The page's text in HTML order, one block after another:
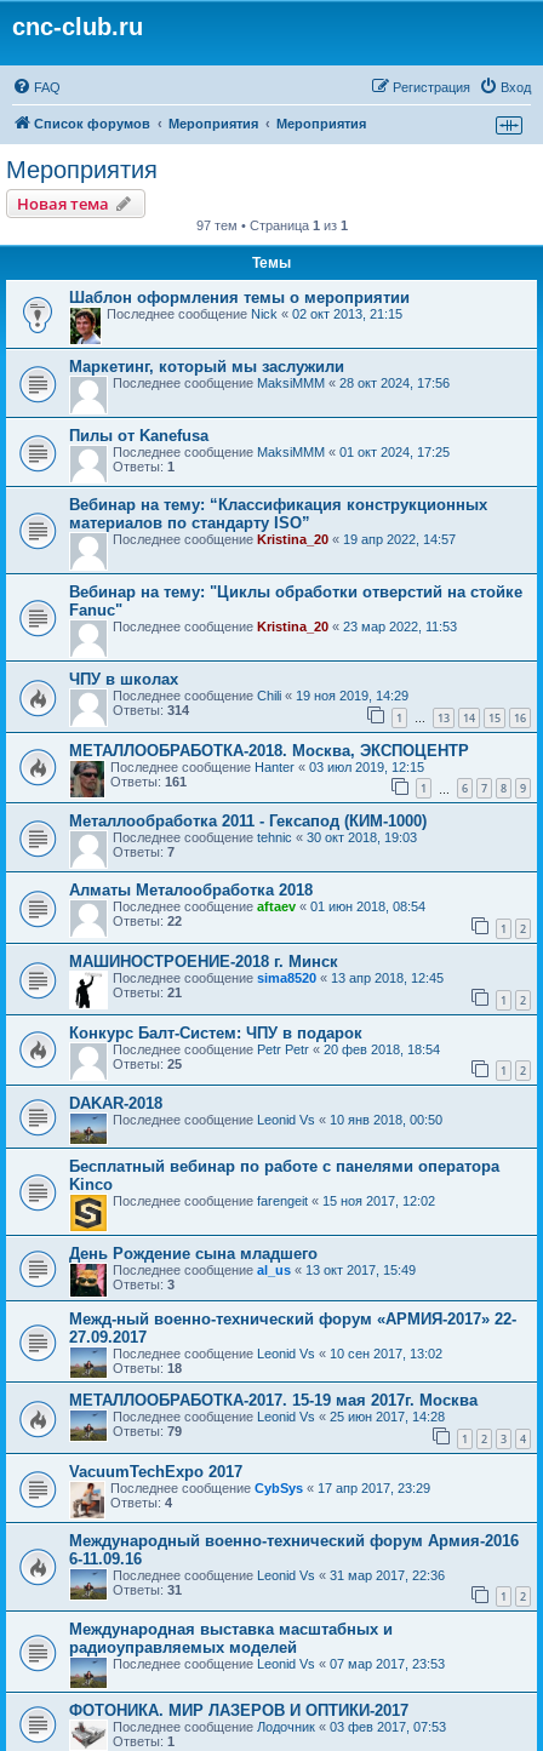
cnc-club.ru
FAQ Вход
Регистрация
Список форумов Мероприятия Мероприятия
Мероприятия
Новая тема
97 тем • Страница 1 из 1
Темы
Шаблон оформления темы о мероприятии
Последнее сообщение Nick « 02 окт 2013, 21:15
Маркетинг, который мы заслужили
Последнее сообщение MaksiMMM « 28 окт 2024, 17:56
Пилы от Kanefusa
Последнее сообщение MaksiMMM « 01 окт 2024, 17:25
Ответы: 1
Вебинар на тему: “Классификация конструкционных
материалов по стандарту ISO”
Последнее сообщение Kristina_20 « 19 апр 2022, 14:57
Вебинар на тему: "Циклы обработки отверстий на стойке
Fanuc"
Последнее сообщение Kristina_20 « 23 мар 2022, 11:53
ЧПУ в школах
Последнее сообщение Chili « 19 ноя 2019, 14:29
Ответы: 314 1 … 13 14 15 16
МЕТАЛЛООБРАБОТКА-2018. Москва, ЭКСПОЦЕНТР
Последнее сообщение Hanter « 03 июл 2019, 12:15
Ответы: 161 1 6 7 8 9
Металлообработка 2011 - Гексапод (КИМ-1000)
Последнее сообщение tehnic « 30 окт 2018, 19:03
Ответы: 7
Алматы Металообработка 2018
Последнее сообщение aftaev « 01 июн 2018, 08:54
Ответы: 22 1 2
МАШИНОСТРОЕНИЕ-2018 г. Минск
Последнее сообщение sima8520 « 13 апр 2018, 12:45
Ответы: 21 1 2
Конкурс Балт-Систем: ЧПУ в подарок
Последнее сообщение Petr Petr « 20 фев 2018, 18:54
Ответы: 25 1 2
DAKAR-2018
Последнее сообщение Leonid Vs « 10 янв 2018, 00:50
Бесплатный вебинар по работе с панелями оператора
Kinco
Последнее сообщение farengeit « 15 ноя 2017, 12:02
День Рождение сына младшего
Последнее сообщение al_us « 13 окт 2017, 15:49
Ответы: 3
Межд-ный военно-технический форум «АРМИЯ-2017» 22-
27.09.2017
Последнее сообщение Leonid Vs « 10 сен 2017, 13:02
Ответы: 18
МЕТАЛЛООБРАБОТКА-2017. 15-19 мая 2017г. Москва
Последнее сообщение Leonid Vs « 25 июн 2017, 14:28
Ответы: 79 1 2 3 4
VacuumTechExpo 2017
Последнее сообщение CybSys « 17 апр 2017, 23:29
Ответы: 4
Международный военно-технический форум Армия-2016
6-11.09.16
Последнее сообщение Leonid Vs « 31 мар 2017, 22:36
Ответы: 31 1 2
Международная выставка масштабных и
радиоуправляемых моделей
Последнее сообщение Leonid Vs « 07 мар 2017, 23:53
ФОТОНИКА. МИР ЛАЗЕРОВ И ОПТИКИ-2017
Последнее сообщение Лодочник « 03 фев 2017, 07:53
Ответы: 1